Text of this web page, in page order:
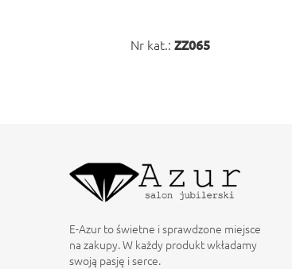
Nr kat.: ZZ065
E-Azur to świetne i sprawdzone miejsce
na zakupy. W każdy produkt wkładamy
swoją pasję i serce.